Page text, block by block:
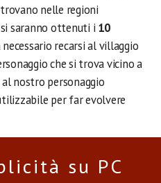
nelle regioni
si saranno ottenuti i 10
necessario recarsi al villaggio
che si trova vicino a
al nostro personaggio
per far evolvere
su PC